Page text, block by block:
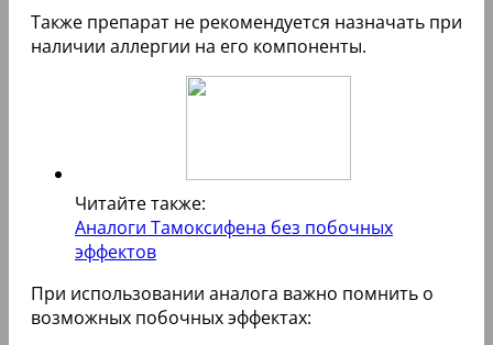
Также препарат не рекомендуется назначать при
наличии аллергии на его компоненты.
Читайте также:
Аналоги Тамоксифена без побочных
эффектов
При использовании аналога важно помнить о
возможных побочных эффектах: